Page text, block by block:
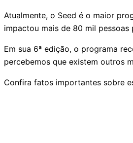
Atualmente, o Seed é o maior
impactou mais de 80 mil pessoas
Em sua 6ª edição, o programa
percebemos que existem outros
Confira fatos importantes sobre